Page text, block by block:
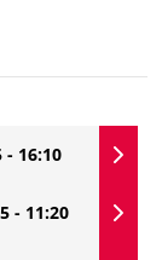
- 16:10
- 11:20